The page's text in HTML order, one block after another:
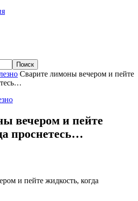
Сварите лимоны вечером и пейте
вечером и пейте
проснетесь…